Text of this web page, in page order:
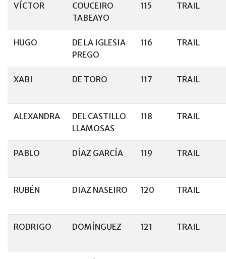
VÍCTOR
COUCEIRO
TABEAYO
115 TRAIL
HUGO
DE LA IGLESIA
PREGO
116 TRAIL
XABI DE TORO 117 TRAIL
ALEXANDRA
DEL CASTILLO
LLAMOSAS
118 TRAIL
PABLO DÍAZ GARCÍA 119 TRAIL
RUBÉN DIAZ NASEIRO 120 TRAIL
RODRIGO DOMÍNGUEZ 121 TRAIL